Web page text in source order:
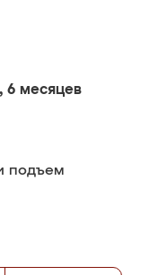
6 месяцев
подъем